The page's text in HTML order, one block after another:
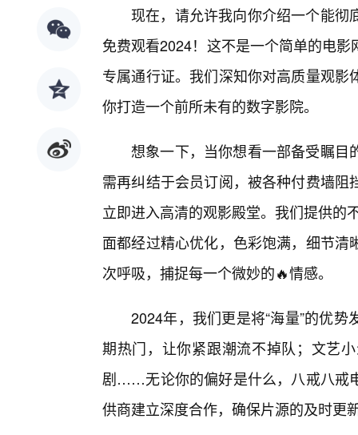
现在，请允许我向你介绍一个能
免费观看2024！这不是一个简单的电
专属通行证。我们深知你对高质量观
你打造一个前所未有的数字影院。
想象一下，当你想看一部备受瞩目
需再纠结于会员订阅，被各种付费墙
立即进入高清的观影殿堂。我们提供的
面都经过精心优化，色彩饱满，细节
次呼吸，捕捉每一个微妙的🔥情感。
2024年，我们更是将“海量”的优
期热门，让你紧跟潮流不掉队；文艺
剧……无论你的偏好是什么，八戒八戒
供商建立深度合作，确保片源的及时更